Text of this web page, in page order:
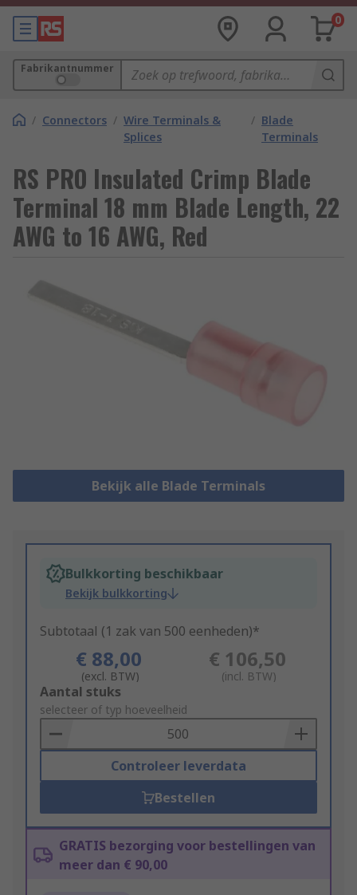
0
Fabrikantnummer
/ Connectors / Wire Terminals &
Splices
/ Blade
Terminals
RS PRO Insulated Crimp Blade
Terminal 18 mm Blade Length, 22
AWG to 16 AWG, Red
Bekijk alle Blade Terminals
Bulkkorting beschikbaar
Bekijk bulkkorting
Subtotaal (1 zak van 500 eenheden)*
€ 88,00
(excl. BTW)
€ 106,50
(incl. BTW)
Add
to
Basket
Aantal stuks
selecteer of typ hoeveelheid
Controleer leverdata
Bestellen
GRATIS bezorging voor bestellingen van
meer dan € 90,00